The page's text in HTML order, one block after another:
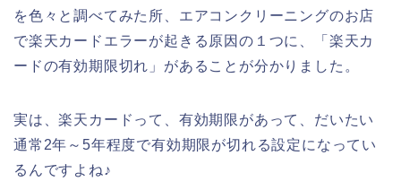
を色々と調べてみた所、エアコンクリーニングのお店
で楽天カードエラーが起きる原因の１つに、「楽天カ
ードの有効期限切れ」があることが分かりました。
実は、楽天カードって、有効期限があって、だいたい
通常2年～5年程度で有効期限が切れる設定になってい
るんですよね♪